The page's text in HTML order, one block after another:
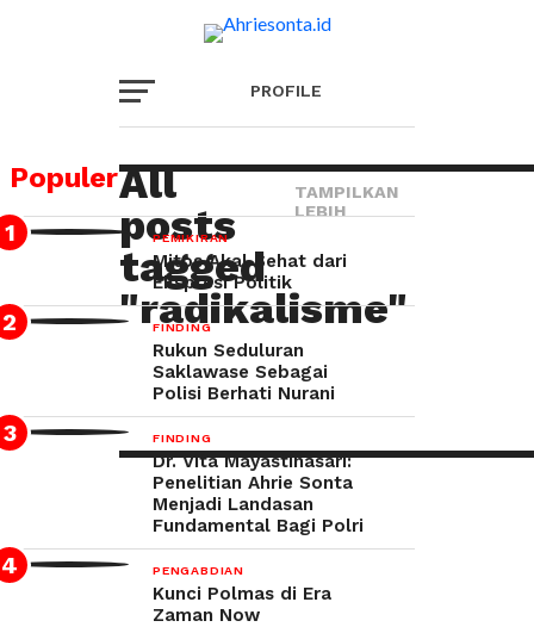
PROFILE
PENGABDIAN
PENGHAYATAN
FINDING
GALERI
All
posts
tagged
"radikalisme"
TAMPILKAN
LEBIH
Populer
PEMIKIRAN
Mitos Akal Sehat dari
Ekspresi Politik
FINDING
Rukun Seduluran
Saklawase Sebagai
Polisi Berhati Nurani
FINDING
Dr. Vita Mayastinasari:
Penelitian Ahrie Sonta
Menjadi Landasan
Fundamental Bagi Polri
PENGABDIAN
Kunci Polmas di Era
Zaman Now